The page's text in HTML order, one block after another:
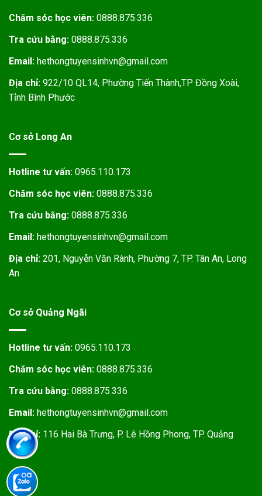
Chăm sóc học viên: 0888.875.336
Tra cứu bằng: 0888.875.336
Email: hethongtuyensinhvn@gmail.com
Địa chỉ: 922/10 QL14, Phường Tiến Thành,TP Đồng Xoài,
Tỉnh Bình Phước
Cơ sở Long An
Hotline tư vấn: 0965.110.173
Chăm sóc học viên: 0888.875.336
Tra cứu bằng: 0888.875.336
Email: hethongtuyensinhvn@gmail.com
Địa chỉ: 201, Nguyễn Văn Rành, Phường 7, TP. Tân An, Long
An
Cơ sở Quảng Ngãi
Hotline tư vấn: 0965.110.173
Chăm sóc học viên: 0888.875.336
Tra cứu bằng: 0888.875.336
Email: hethongtuyensinhvn@gmail.com
Địa chỉ: 116 Hai Bà Trưng, P. Lê Hồng Phong, TP. Quảng
Ngãi